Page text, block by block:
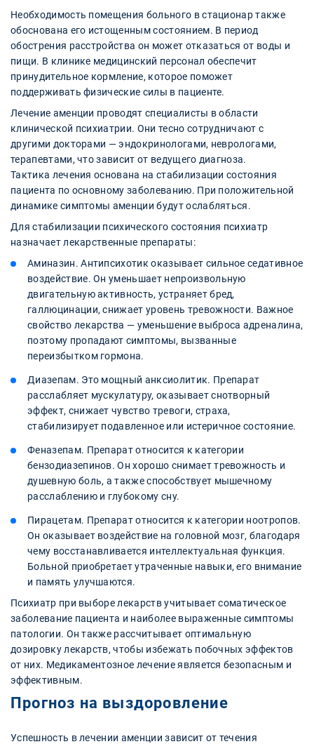
Необходимость помещения больного в стационар также
обоснована его истощенным состоянием. В период
обострения расстройства он может отказаться от воды и
пищи. В клинике медицинский персонал обеспечит
принудительное кормление, которое поможет
поддерживать физические силы в пациенте.
Лечение аменции проводят специалисты в области
клинической психиатрии. Они тесно сотрудничают с
другими докторами — эндокринологами, неврологами,
терапевтами, что зависит от ведущего диагноза.
Тактика лечения основана на стабилизации состояния
пациента по основному заболеванию. При положительной
динамике симптомы аменции будут ослабляться.
Для стабилизации психического состояния психиатр
назначает лекарственные препараты:
Аминазин. Антипсихотик оказывает сильное седативное
воздействие. Он уменьшает непроизвольную
двигательную активность, устраняет бред,
галлюцинации, снижает уровень тревожности. Важное
свойство лекарства — уменьшение выброса адреналина,
поэтому пропадают симптомы, вызванные
переизбытком гормона.
Диазепам. Это мощный анксиолитик. Препарат
расслабляет мускулатуру, оказывает снотворный
эффект, снижает чувство тревоги, страха,
стабилизирует подавленное или истеричное состояние.
Феназепам. Препарат относится к категории
бензодиазепинов. Он хорошо снимает тревожность и
душевную боль, а также способствует мышечному
расслаблению и глубокому сну.
Пирацетам. Препарат относится к категории ноотропов.
Он оказывает воздействие на головной мозг, благодаря
чему восстанавливается интеллектуальная функция.
Больной приобретает утраченные навыки, его внимание
и память улучшаются.
Психиатр при выборе лекарств учитывает соматическое
заболевание пациента и наиболее выраженные симптомы
патологии. Он также рассчитывает оптимальную
дозировку лекарств, чтобы избежать побочных эффектов
от них. Медикаментозное лечение является безопасным и
эффективным.
Прогноз на выздоровление
Успешность в лечении аменции зависит от течения